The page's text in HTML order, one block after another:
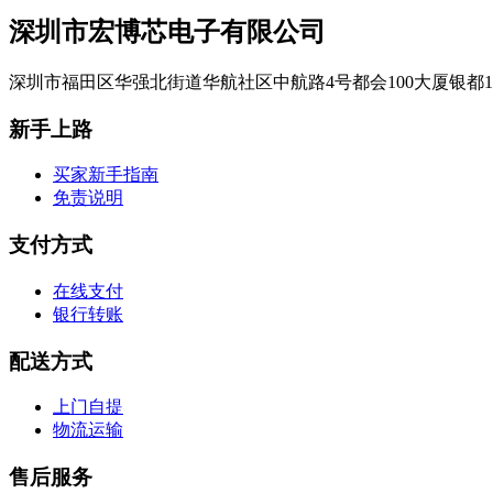
深圳市宏博芯电子有限公司
深圳市福田区华强北街道华航社区中航路4号都会100大厦银都
新手上路
买家新手指南
免责说明
支付方式
在线支付
银行转账
配送方式
上门自提
物流运输
售后服务